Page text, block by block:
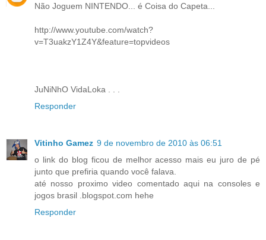
Não Joguem NINTENDO... é Coisa do Capeta...
http://www.youtube.com/watch?
v=T3uakzY1Z4Y&feature=topvideos
JuNiNhO VidaLoka . . .
Responder
Vitinho Gamez 9 de novembro de 2010 às 06:51
o link do blog ficou de melhor acesso mais eu juro de pé
junto que prefiria quando você falava.
até nosso proximo video comentado aqui na consoles e
jogos brasil .blogspot.com hehe
Responder